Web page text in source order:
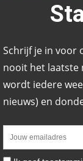
Schrijf je in voor
nooit het laatste
wordt iedere
nieuws) en